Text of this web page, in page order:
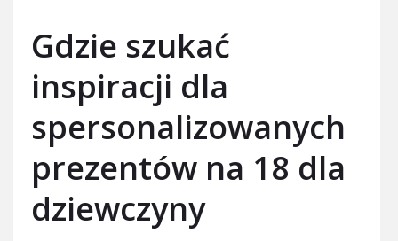
Gdzie szukać
inspiracji dla
spersonalizowanych
prezentów na 18 dla
dziewczyny